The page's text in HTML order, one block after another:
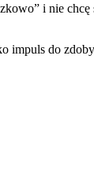
i nie
impuls do